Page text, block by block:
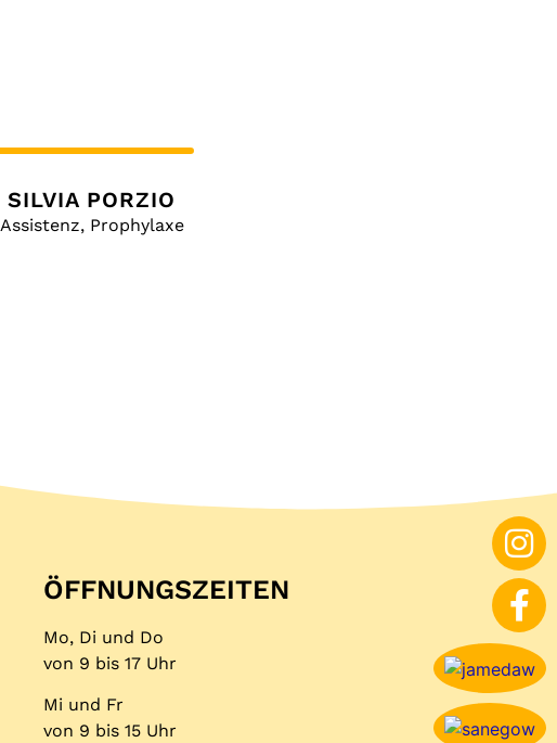
SILVIA PORZIO
Assistenz, Prophylaxe
ÖFFNUNGS­ZEITEN
Mo, Di und Do
von 9 bis 17 Uhr
Mi und Fr
von 9 bis 15 Uhr